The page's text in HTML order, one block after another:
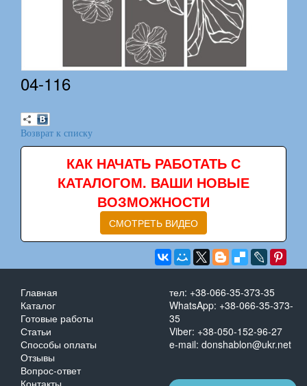
04-116
Возврат к списку
КАК НАЧАТЬ РАБОТАТЬ С
КАТАЛОГОМ. ВАШИ НОВЫЕ
ВОЗМОЖНОСТИ
СМОТРЕТЬ ВИДЕО
Главная
Каталог
Готовые работы
Статьи
Способы оплаты
Отзывы
Вопрос-ответ
тел: +38-066-35-373-35
WhatsApp: +38-066-35-373-
35
Viber: +38-050-152-96-27
e-mail: donshablon@ukr.net